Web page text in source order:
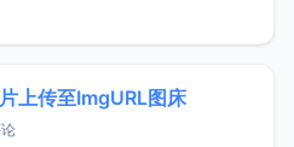
图床。任意网页上传图
个功能，使用xiaoz提供的I
上传至ImgURL图床